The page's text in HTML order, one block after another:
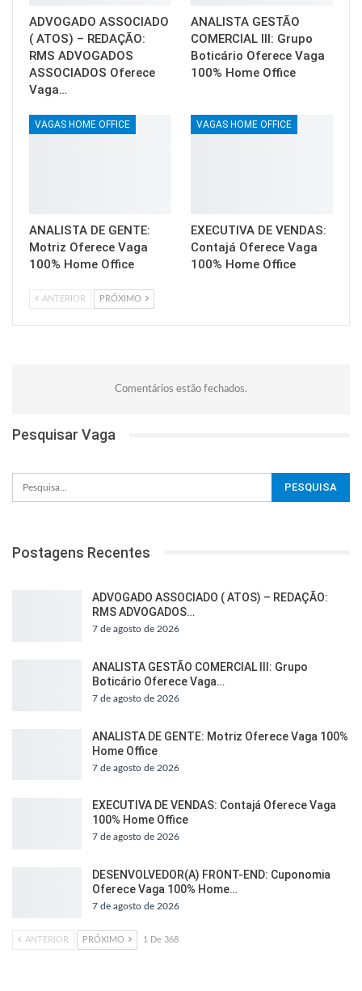
ADVOGADO ASSOCIADO
( ATOS) – REDAÇÃO:
RMS ADVOGADOS
ASSOCIADOS Oferece
Vaga…
ANALISTA GESTÃO
COMERCIAL III: Grupo
Boticário Oferece Vaga
100% Home Office
VAGAS HOME OFFICE
ANALISTA DE GENTE:
Motriz Oferece Vaga
100% Home Office
VAGAS HOME OFFICE
EXECUTIVA DE VENDAS:
Contajá Oferece Vaga
100% Home Office
ANTERIOR PRÓXIMO
Comentários estão fechados.
Pesquisar Vaga
Postagens Recentes
ADVOGADO ASSOCIADO ( ATOS) – REDAÇÃO:
RMS ADVOGADOS…
7 de agosto de 2026
ANALISTA GESTÃO COMERCIAL III: Grupo
Boticário Oferece Vaga…
7 de agosto de 2026
ANALISTA DE GENTE: Motriz Oferece Vaga 100%
Home Office
7 de agosto de 2026
EXECUTIVA DE VENDAS: Contajá Oferece Vaga
100% Home Office
7 de agosto de 2026
DESENVOLVEDOR(A) FRONT-END: Cuponomia
Oferece Vaga 100% Home…
7 de agosto de 2026
ANTERIOR PRÓXIMO 1 De 368